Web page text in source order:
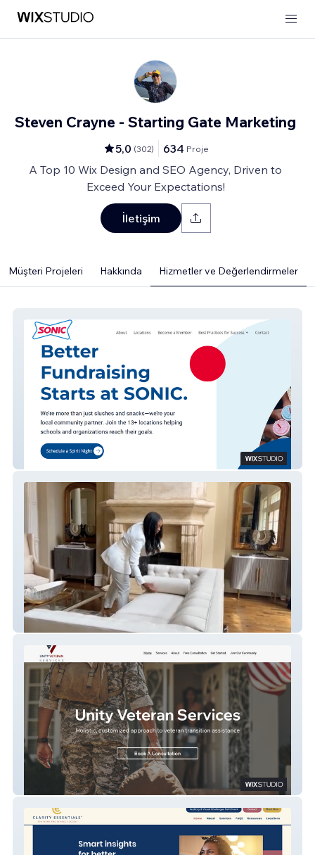
Steven Crayne - Starting Gate Marketing
5,0 (302) 634 Proje
A Top 10 Wix Design and SEO Agency, Driven to
Exceed Your Expectations!
İletişim
Müşteri Projeleri Hakkında Hizmetler ve Değerlendirmeler
Sonic
The Love Edit Interiors
Unity Veteran Services